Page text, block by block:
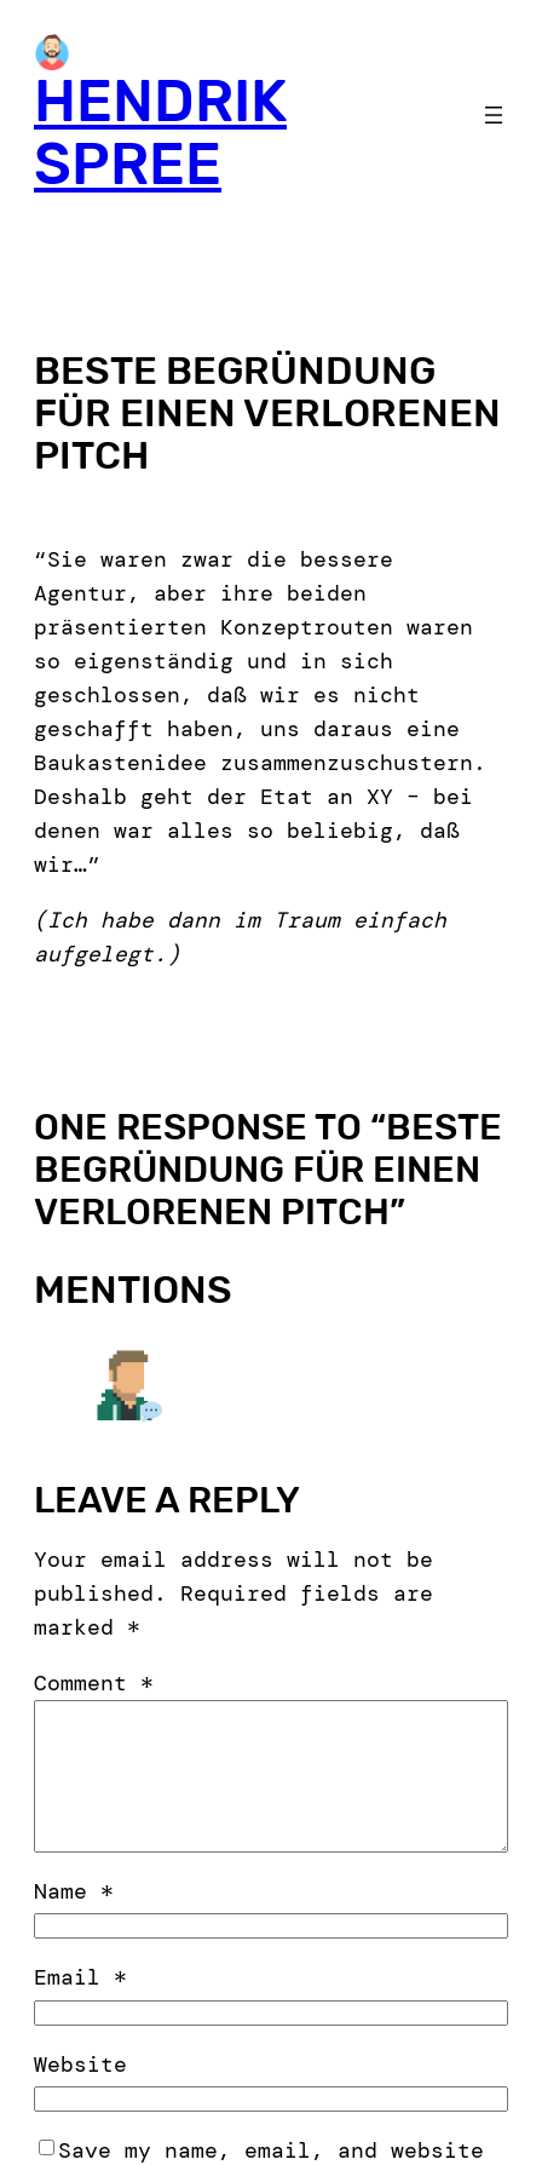
HENDRIK
SPREE
BESTE BEGRÜNDUNG
FÜR EINEN VERLORENEN
PITCH
“Sie waren zwar die bessere
Agentur, aber ihre beiden
präsentierten Konzeptrouten waren
so eigenständig und in sich
geschlossen, daß wir es nicht
geschafft haben, uns daraus eine
Baukastenidee zusammenzuschustern.
Deshalb geht der Etat an XY – bei
denen war alles so beliebig, daß
wir…”
(Ich habe dann im Traum einfach
aufgelegt.)
ONE RESPONSE TO “BESTE
BEGRÜNDUNG FÜR EINEN
VERLORENEN PITCH”
MENTIONS
LEAVE A REPLY
Your email address will not be
published.
Required fields are
marked *
Comment *
Name *
Email *
Website
Save my name, email, and website